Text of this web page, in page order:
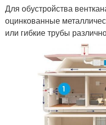
Для обустройства
оцинкованные
или гибкие трубы